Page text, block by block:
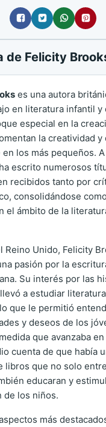
de Felicity
es una autora
en literatura infantil y
especial en la
la creatividad y
los más pequeños.
escrito numerosos
recibidos tanto por
consolidándose
el ámbito de la
Reino Unido, Felicity
pasión por la
Su interés por las
a estudiar
que le permitió
y deseos de los
que avanzaba
cuenta de que había
libros que no solo
educaran y
de los niños.
más